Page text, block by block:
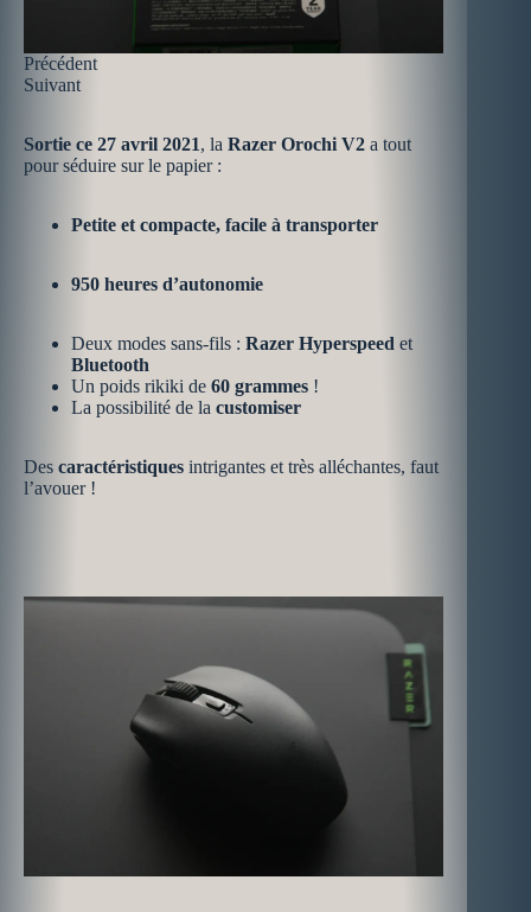
Précédent
Suivant
Sortie ce 27 avril 2021, la Razer Orochi V2 a tout
pour séduire sur le papier :
Petite et compacte, facile à transporter
950 heures d’autonomie
Deux modes sans-fils : Razer Hyperspeed et
Bluetooth
Un poids rikiki de 60 grammes !
La possibilité de la customiser
Des caractéristiques intrigantes et très alléchantes, faut
l’avouer !